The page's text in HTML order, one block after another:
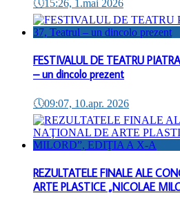
🕔15:26, 1.mai 2026
FESTIVALUL DE TEATRU
– un dincolo prezent
🕔09:07, 10.apr. 2026
REZULTATELE FINALE ALE
ARTE PLASTICE „NICOLAE